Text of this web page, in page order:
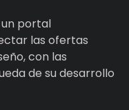
portal
las ofertas
con las
de su desarrollo